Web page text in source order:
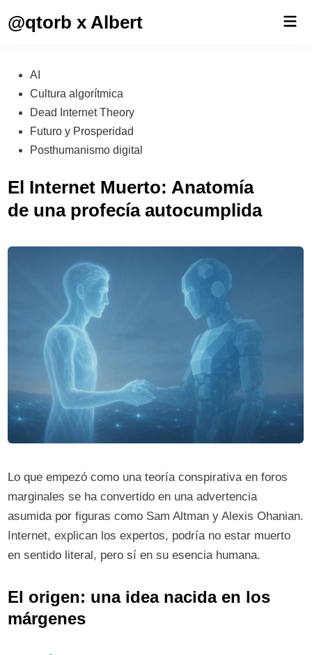
@qtorb x Albert
Publicado
en
AI
Cultura algorítmica
Dead Internet Theory
Futuro y Prosperidad
Posthumanismo digital
El Internet Muerto: Anatomía
de una profecía autocumplida
Lo que empezó como una teoría conspirativa en foros
marginales se ha convertido en una advertencia
asumida por figuras como Sam Altman y Alexis Ohanian.
Internet, explican los expertos, podría no estar muerto
en sentido literal, pero sí en su esencia humana.
El origen: una idea nacida en los
márgenes